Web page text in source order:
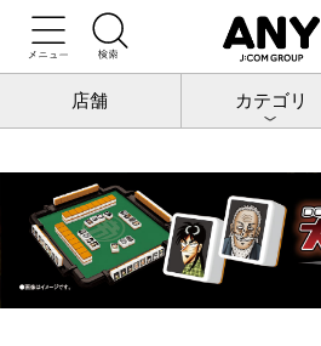
店舗 カテゴリ
トップ 逆転闘牌カイジ
カイジ
大人ドンジャラ「逆転闘牌カイジ」